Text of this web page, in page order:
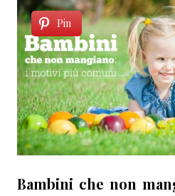
Pin
Bambini che non